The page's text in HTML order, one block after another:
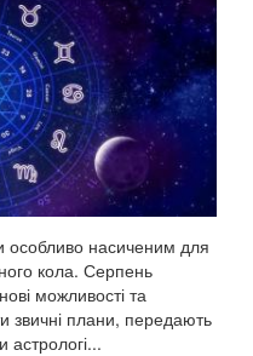
особливо насиченим для
кола. Серпень
можливості та
звичні плани, передають
астрологі...